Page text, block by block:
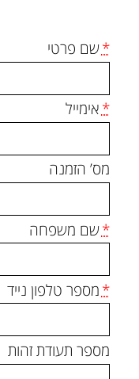
*שם פרטי
*אימייל
מס’ הזמנה
*שם משפחה
*מספר טלפון נייד
מספר תעודת זהות